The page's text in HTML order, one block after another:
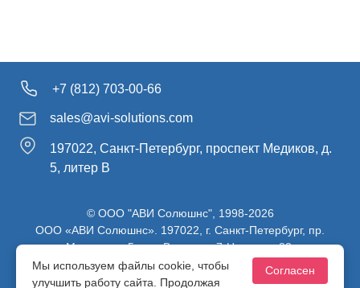
+7 (812) 703-00-66
sales@avi-solutions.com
197022, Санкт-Петербург, проспект Медиков, д.
5, литер В
© ООО "АВИ Солюшнс", 1998-2026
ООО «АВИ Солюшнс». 197022, г. Санкт-Петербург, пр.
Медиков, д.5, лит. В, ч. пом. 7-Н, ч. ком. 82.
ИНН 7813470830 / КПП 781301001 / ОГРН 1107847137980
Мы используем файлы cookie, чтобы
улучшить работу сайта. Продолжая
Согласен